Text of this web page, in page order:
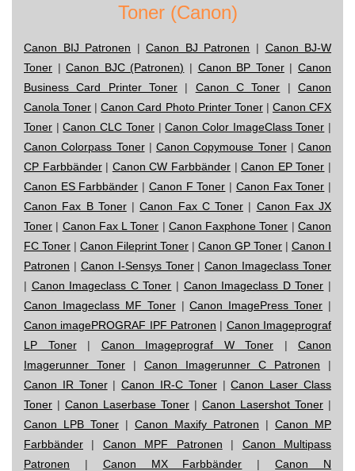
Toner (Canon)
Canon BIJ Patronen |Canon BJ Patronen | Canon BJ-W
Toner |Canon BJC (Patronen) | Canon BP Toner|Canon
Business Card Printer Toner | Canon C Toner |Canon
Canola Toner |Canon Card Photo Printer Toner| Canon CFX
Toner |Canon CLC Toner|Canon Color ImageClass Toner |
Canon Colorpass Toner| Canon Copymouse Toner| Canon
CP Farbbänder| Canon CW Farbbänder |Canon EP Toner |
Canon ES Farbbänder | Canon F Toner | Canon Fax Toner |
Canon Fax B Toner|Canon Fax C Toner | Canon Fax JX
Toner | Canon Fax L Toner | Canon Faxphone Toner |Canon
FC Toner | Canon Fileprint Toner | Canon GP Toner | Canon I
Patronen | Canon I-Sensys Toner|Canon Imageclass Toner
| Canon Imageclass C Toner | Canon Imageclass D Toner |
Canon Imageclass MF Toner|Canon ImagePress Toner |
Canon imagePROGRAF IPF Patronen | Canon Imageprograf
LP Toner| Canon Imageprograf W Toner | Canon
Imagerunner Toner | Canon Imagerunner C Patronen |
Canon IR Toner|Canon IR-C Toner|Canon Laser Class
Toner | Canon Laserbase Toner | Canon Lasershot Toner |
Canon LPB Toner | Canon Maxify Patronen | Canon MP
Farbbänder | Canon MPF Patronen | Canon Multipass
Patronen | Canon MX Farbbänder |Canon N